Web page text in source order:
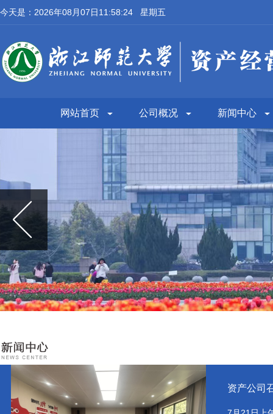
今天是：2026年08月07日11:58:25 星期五
网站首页 公司概况 新闻中心
资产公司